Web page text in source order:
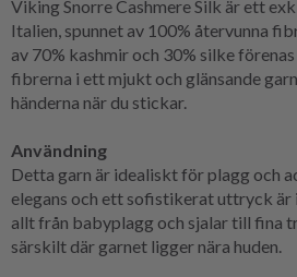
Viking Snorre Cashmere Silk är ett
Italien, spunnet av 100% återvunna
av 70% kashmir och 30% silke
fibrerna i ett mjukt och glänsande
händerna när du stickar.
Användning
Detta garn är idealiskt för plagg och
elegans och ett sofistikerat uttryck är
allt från babyplagg och sjalar till fina
särskilt där garnet ligger nära huden.